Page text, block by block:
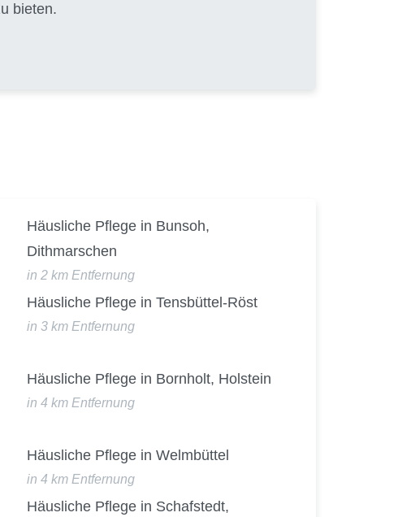
bieten.
Häusliche Pflege in Bunsoh,
Dithmarschen
in 2 km Entfernung
Häusliche Pflege in Tensbüttel-Röst
in 3 km Entfernung
Häusliche Pflege in Bornholt, Holstein
in 4 km Entfernung
Häusliche Pflege in Welmbüttel
in 4 km Entfernung
Häusliche Pflege in Schafstedt,